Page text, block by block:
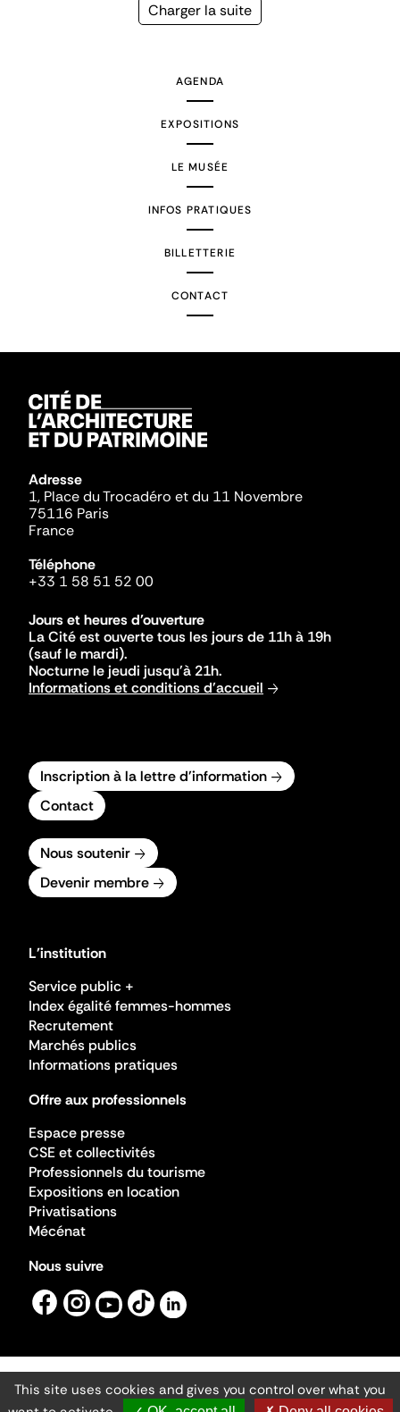
Page
Charger la suite
AGENDA
EXPOSITIONS
LE MUSÉE
INFOS PRATIQUES
BILLETTERIE
CONTACT
Adresse
1, Place du Trocadéro et du 11 Novembre
75116 Paris
France
Téléphone
+33 1 58 51 52 00
Jours et heures d'ouverture
La Cité est ouverte tous les jours de 11h à 19h
(sauf le mardi).
Nocturne le jeudi jusqu'à 21h.
Informations et conditions d'accueil
Inscription à la lettre d'information
Contact
Nous soutenir
Devenir membre
L'institution
Service public +
Index égalité femmes-hommes
Recrutement
Marchés publics
Informations pratiques
Offre aux professionnels
Espace presse
CSE et collectivités
Professionnels du tourisme
Expositions en location
Privatisations
Mécénat
Nous suivre
Mentions légales
Gestion des cookies
This site uses cookies and gives you control over what you